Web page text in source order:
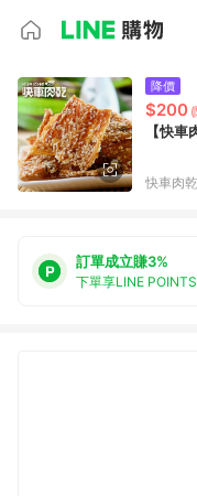
降價
$200
【快
快車肉乾
訂單成立賺3%
下單享LINE